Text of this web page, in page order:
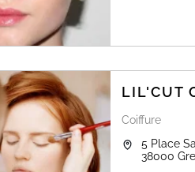
LIL'CUT
Coiffure
5 Place
38000